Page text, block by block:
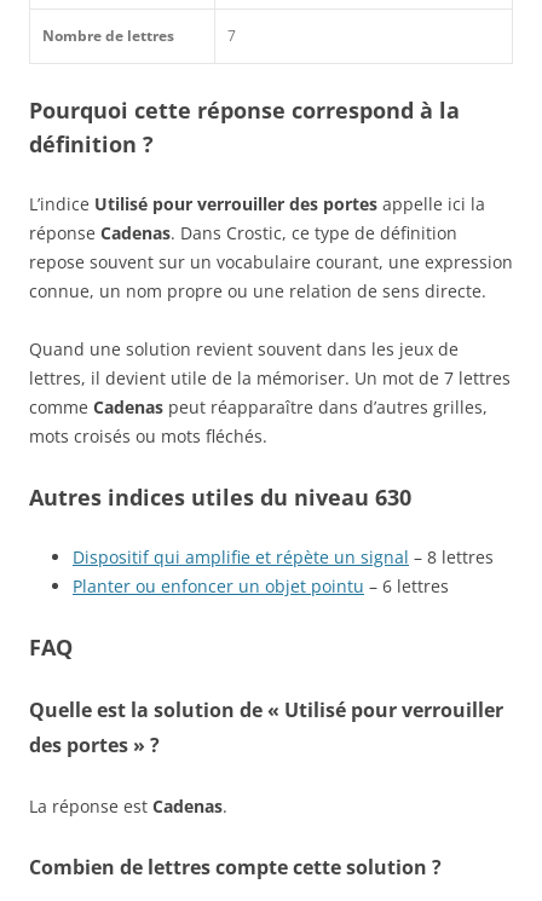
Nombre de lettres 7
Pourquoi cette réponse correspond à la
définition ?
L’indice Utilisé pour verrouiller des portes appelle ici la
réponse Cadenas. Dans Crostic, ce type de définition
repose souvent sur un vocabulaire courant, une expression
connue, un nom propre ou une relation de sens directe.
Quand une solution revient souvent dans les jeux de
lettres, il devient utile de la mémoriser. Un mot de 7 lettres
comme Cadenas peut réapparaître dans d’autres grilles,
mots croisés ou mots fléchés.
Autres indices utiles du niveau 630
Dispositif qui amplifie et répète un signal – 8 lettres
Planter ou enfoncer un objet pointu – 6 lettres
FAQ
Quelle est la solution de « Utilisé pour verrouiller
des portes » ?
La réponse est Cadenas.
Combien de lettres compte cette solution ?